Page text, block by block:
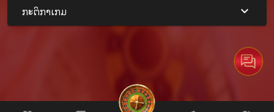
ໃດເປັນຜູ້ນໍາ? ທີມໃດເປັນທີ 2 ທີມໃດຍັງພິການ? ການຕັດສິນໃຈໃນ
ການພະນັນເພາະວ່າຖ້າທ່ານຕ້ອງການກໍາໄລການວິເຄາະການ
ແຂ່ງຂັນແມ່ນສິ່ງທີ່ສໍາຄັນທີ່ສຸດ.
ປຽບທຽບລາຄາບານເຕະເບິ່ງວ່າລາຄາບານເຕະປະເພດໃດທີ່ມີກໍາໄລ
ຫຼາຍທີ່ສຸດໃນການວາງເດີມພັນ. ທ່ານອາດຈະເລືອກທີ່ຈະວາງ
ເດີມພັນກັບປະເພດບານເຕະນັ້ນ. ຖ້າທ່ານວາງເດີມພັນບານເຕະເພື່ອ
ສຸມໃສ່ກໍາໄລເພາະວ່ານີ້ຖ້າພວກເຮົາເລືອກເອົາຄວາມມັກຂອງພວກ
ກະຕິກາເກມ